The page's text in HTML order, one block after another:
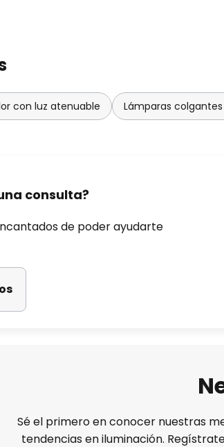
con luz atenuable Lámparas
consulta?
de poder ayudarte
Sé el primero en conocer nuestras
tendencias en iluminación.